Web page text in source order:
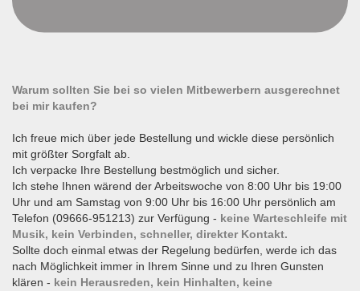
Warum sollten Sie bei so vielen Mitbewerbern ausgerechnet
bei mir kaufen?
Ich freue mich über jede Bestellung und wickle diese persönlich
mit größter Sorgfalt ab.
Ich verpacke Ihre Bestellung bestmöglich und sicher.
Ich stehe Ihnen wärend der Arbeitswoche von 8:00 Uhr bis 19:00
Uhr und am Samstag von 9:00 Uhr bis 16:00 Uhr persönlich am
Telefon (09666-951213) zur Verfügung - keine Warteschleife mit
Musik, kein Verbinden, schneller, direkter Kontakt.
Sollte doch einmal etwas der Regelung bedürfen, werde ich das
nach Möglichkeit immer in Ihrem Sinne und zu Ihren Gunsten
klären - kein Herausreden, kein Hinhalten, keine